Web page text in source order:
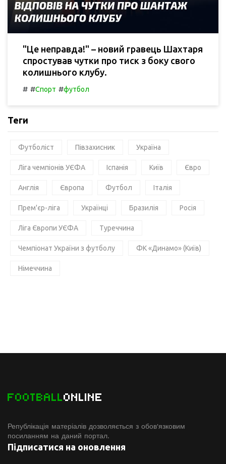
"Це неправда!" – новий гравець Шахтаря
спростував чутки про тиск з боку свого
колишнього клубу.
# #Спорт #футбол
Теги
Футболіст Півзахисник Україна
Ліга чемпіонів УЄФА Іспанія Київ Євро
Англія Європа Футбол Італія
Прем'єр-ліга Українці Бразилія Росія
Ліга Європи УЄФА Туреччина
Чемпіонат України з футболу ФК «Динамо» (Київ)
Німеччина
FOOTBALLONLINE
Републікація матеріалів дозволяється з обов'язковим
посиланням на даний портал.
Підписатися на оновлення